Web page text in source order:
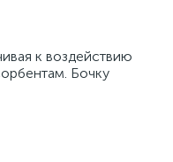
к воздействию
Бочку